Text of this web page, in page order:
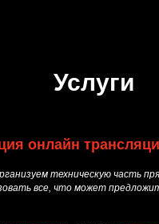
Услуги
онлайн
техническую часть
все, что может